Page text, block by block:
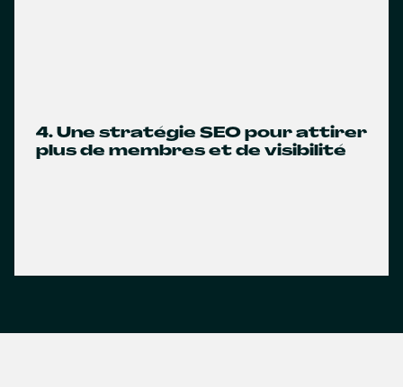
4. Une stratégie SEO pour attirer
plus de membres et de visibilité